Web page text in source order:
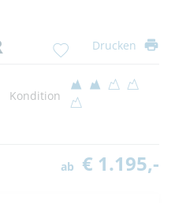
Drucken
Kondition
ab € 1.195,-